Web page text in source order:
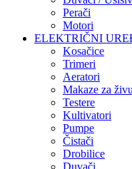
Perači
Motori
ELEKTRIČNI
Kosačice
Trimeri
Aeratori
Makaze za
Testere
Kultivatori
Pumpe
Čistači
Drobilice